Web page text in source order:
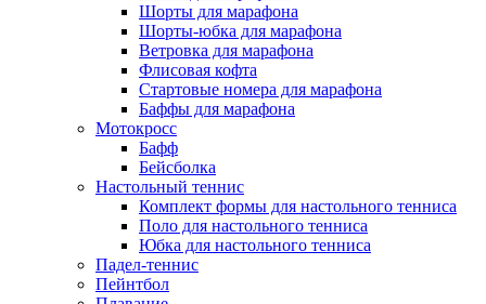
Шорты для марафона
Шорты-юбка для марафона
Ветровка для марафона
Флисовая кофта
Стартовые номера для марафона
Баффы для марафона
Мотокросс
Бафф
Бейсболка
Настольный теннис
Комплект формы для настольного тенниса
Поло для настольного тенниса
Юбка для настольного тенниса
Падел-теннис
Пейнтбол